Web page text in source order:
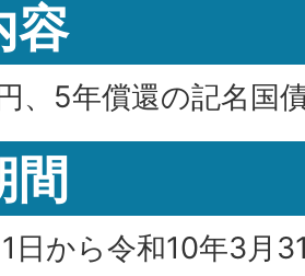
容
、5年償還の記名国
間
日から令和10年3月